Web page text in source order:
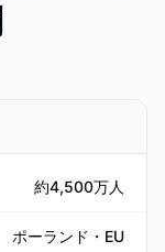
約4,500万人
ポーランド・EU